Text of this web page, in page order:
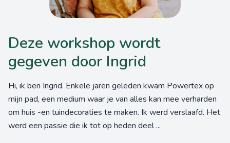
Deze workshop wordt
gegeven door Ingrid
Hi, ik ben Ingrid. Enkele jaren geleden kwam Powertex op
mijn pad, een medium waar je van alles kan mee verharden
om huis -en tuindecoraties te maken. Ik werd verslaafd. Het
werd een passie die ik tot op heden deel ...